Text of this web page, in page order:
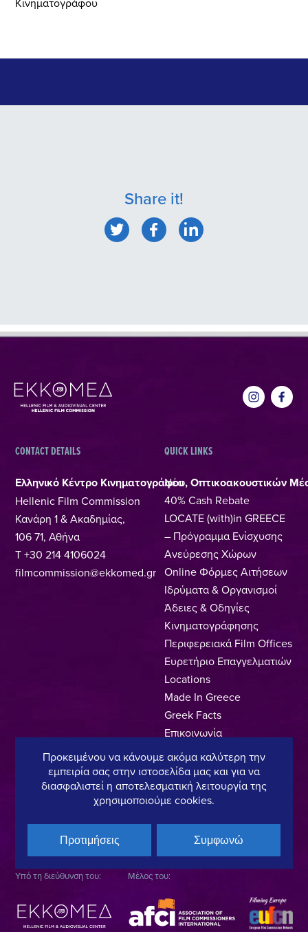
Share it!
CONTACT DETAILS
Ελληνικό Κέντρο Κινηματογράφου, Οπτικοακουστικών
Hellenic Film Commission
Κανάρη 1 & Ακαδημίας,
106 71, Αθήνα
T +30 214 4106024
filmcommission@ekkomed.gr
QUICK LINKS
Νέα
40% Cash Rebate
LOCATE (with)in GREECE
– Πρόγραμμα Ενίσχυσης
Ανεύρεσης Χώρων
Online Φόρμες Αιτήσεων
Ιδρύματα & Οργανισμοί
Άδειες & Οδηγίες
Κινηματογράφησης
Περιφερειακά Film Offices
Ευρετήριο Επαγγελματιών
Locations
Made In Greece
Greek Facts
Επικοινωνία
Πολιτική Απορρήτου Όροι Χρήσης Πολιτική Cookies
Copyright © 2025, Hellenic Film & Audiovisual Center
Υπό τη διεύθυνση του: Μέλος του:
Προκειμένου να κάνουμε ακόμα καλύτερη την
εμπειρία σας στην ιστοσελίδα μας και για να
διασφαλιστεί η αποτελεσματική λειτουργία της
χρησιμοποιούμε cookies.
Προτιμήσεις Συμφωνώ